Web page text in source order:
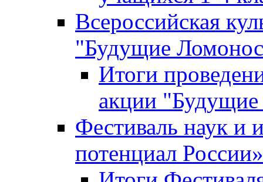
Всероссийская
"Будущие
Итоги
акции
Фестиваль наук и
потенциал России»